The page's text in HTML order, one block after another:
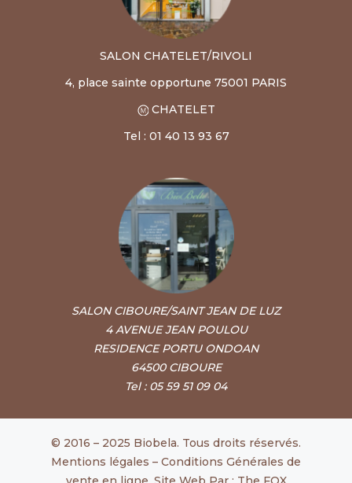
SALON CHATELET/RIVOLI
4, place sainte opportune 75001 PARIS
CHATELET
Tel : 01 40 13 93 67
SALON CIBOURE/SAINT JEAN DE LUZ
4 AVENUE JEAN POULOU
RESIDENCE PORTU ONDOAN
64500 CIBOURE
Tel : 05 59 51 09 04
© 2016 – 2025 Biobela. Tous droits réservés.
Mentions légales – Conditions Générales de